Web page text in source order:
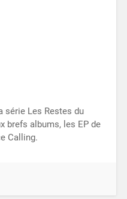
série Les Restes du
brefs albums, les EP de
Calling.